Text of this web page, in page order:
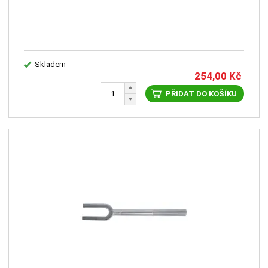
Skladem
254,00 Kč
PŘIDAT DO KOŠÍKU